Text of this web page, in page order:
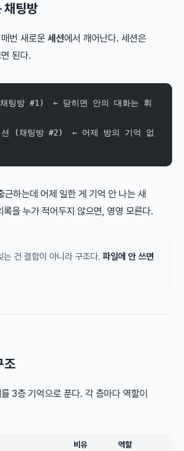
채팅방
번 새로운 세션에서 깨어난다. 세션은
된다.
팅방 #1)  ← 닫히면 안의 대화는 휘
션 (채팅방 #2)  ← 어제 방의 기억 없
하는데 어제 일한 게 기억 안 나는 새
록을 누가 적어두지 않으면, 영영 모른다.
는 건 결함이 아니라 구조다. 파일에 안 쓰면
조
3층 기억으로 푼다. 각 층마다 역할이
비유 역할